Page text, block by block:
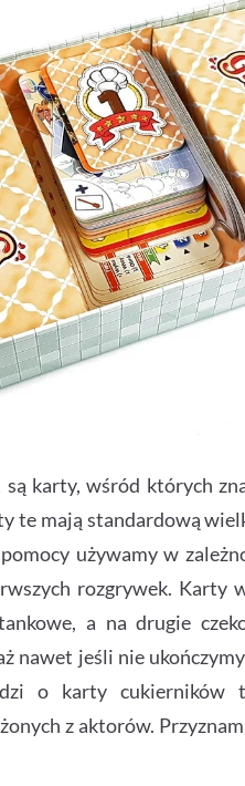
są karty, wśród których
te mają standardową
używamy w
rozgrywek. Karty
a na drugie
nawet jeśli nie
o karty cukierników
z aktorów.